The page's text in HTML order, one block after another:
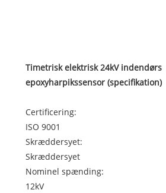
Timetrisk elektrisk 24kV indendørs
epoxyharpikssensor (specifikation)
Certificering:
ISO 9001
Skræddersyet:
Skræddersyet
Nominel spænding:
12kV